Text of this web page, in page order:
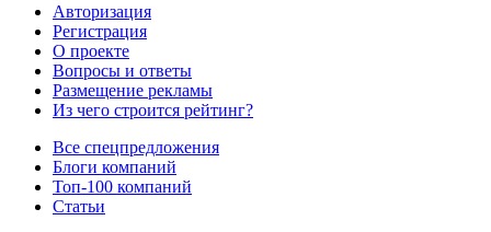
Авторизация
Регистрация
О проекте
Вопросы и ответы
Размещение рекламы
Из чего строится рейтинг?
Все спецпредложения
Блоги компаний
Топ-100 компаний
Статьи